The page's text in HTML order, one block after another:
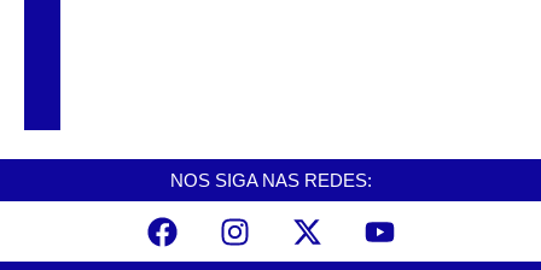
NOS SIGA NAS REDES: